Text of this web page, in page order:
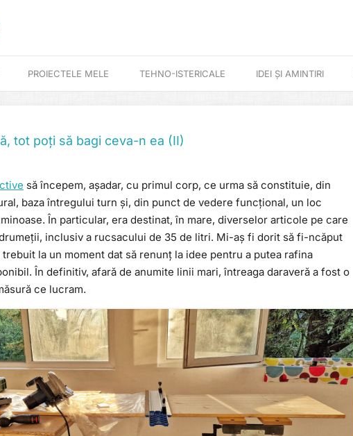
PROIECTELE MELE TEHNO-ISTERICALE IDEI ȘI AMINTIRI
tot poți să bagi ceva-n ea (II)
să începem, așadar, cu primul corp, ce urma să constituie, din
baza întregului turn și, din punct de vedere funcțional, un loc
În particular, era destinat, în mare, diverselor articole pe care
inclusiv a rucsacului de 35 de litri. Mi-aș fi dorit să fi-ncăput
la un moment dat să renunț la idee pentru a putea rafina
În definitiv, afară de anumite linii mari, întreaga daraveră a fost o
ce lucram.